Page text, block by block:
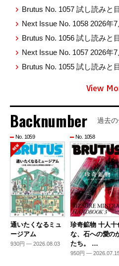
Brutus No. 1057 試し読みと
Next Issue No. 1058 2026年
Brutus No. 1056 試し読みと
Next Issue No. 1057 2026年
Brutus No. 1055 試し読みと
View
Backnumber 過去
No. 1059
通いたくなるミュ
ージアム
930円 — 2026.08.03
No. 1058
珍奇鉱物 十人十
な、石への愛の
たち。 …
950円 —